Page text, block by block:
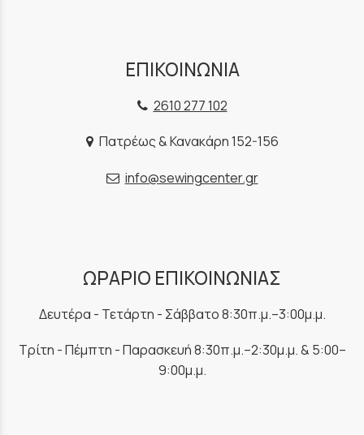
ΕΠΙΚΟΙΝΩΝΙΑ
2610 277 102
Πατρέως & Κανακάρη 152-156
info@sewingcenter.gr
ΩΡΑΡΙΟ ΕΠΙΚΟΙΝΩΝΙΑΣ
Δευτέρα - Τετάρτη - Σάββατο 8:30π.μ.–3:00μ.μ.
Τρίτη - Πέμπτη - Παρασκευή 8:30π.μ.–2:30μ.μ. & 5:00–
9:00μ.μ.